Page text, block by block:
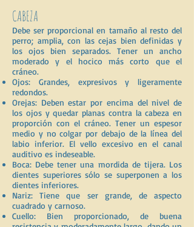
CABEZA
Debe ser proporcional en tamaño al resto del
perro; amplia, con las cejas bien definidas y
los ojos bien separados. Tener un ancho
moderado y el hocico más corto que el
cráneo.
Ojos: Grandes, expresivos y ligeramente
redondos.
Orejas: Deben estar por encima del nivel de
los ojos y quedar planas contra la cabeza en
proporción con el cráneo. Tener un espesor
medio y no colgar por debajo de la línea del
labio inferior. El vello excesivo en el canal
auditivo es indeseable.
Boca: Debe tener una mordida de tijera. Los
dientes superiores sólo se superponen a los
dientes inferiores.
Nariz: Tiene que ser grande, de aspecto
cuadrado y carnoso.
Cuello: Bien proporcionado, de buena